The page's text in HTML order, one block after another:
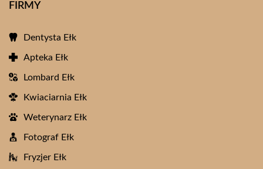
FIRMY
Dentysta Ełk
Apteka Ełk
Lombard Ełk
Kwiaciarnia Ełk
Weterynarz Ełk
Fotograf Ełk
Fryzjer Ełk